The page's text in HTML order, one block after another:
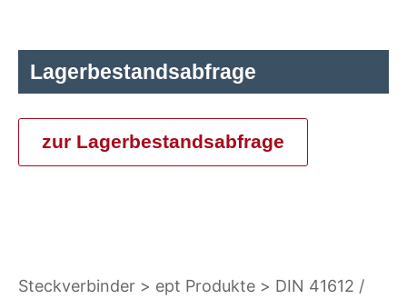
Lagerbestandsabfrage
zur Lagerbestandsabfrage
Steckverbinder ept Produkte
DIN 41612 /